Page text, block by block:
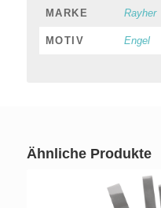
MARKE Rayher
MOTIV Engel
Ähnliche Produkte